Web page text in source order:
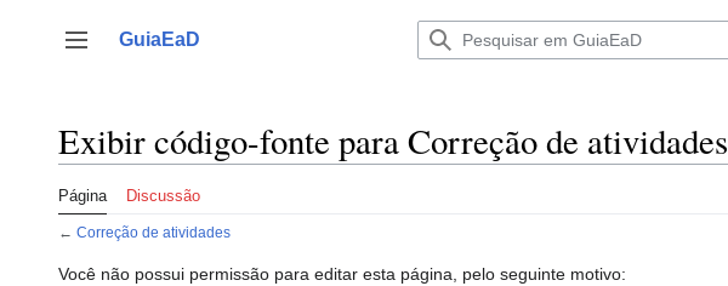
para
Alternar barra lateral
GuiaEaD
Exibir código-fonte para Correção de atividades
Página Discussão
← Correção de atividades
Você não possui permissão para editar esta página, pelo seguinte motivo: